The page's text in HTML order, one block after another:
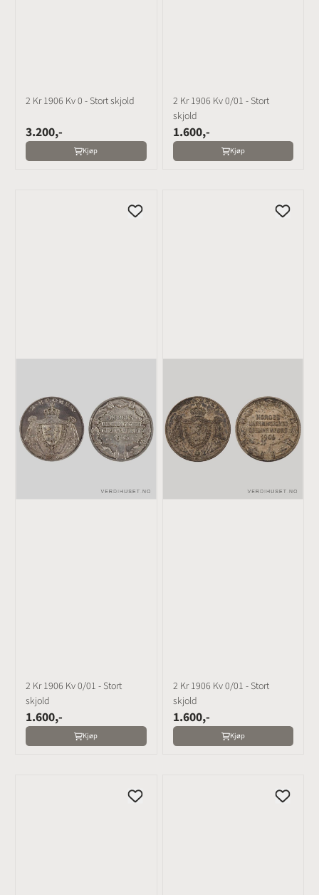
2 Kr 1906 Kv 0 - Stort skjold
3.200,-
Kjøp
2 Kr 1906 Kv 0/01 - Stort
skjold
1.600,-
Kjøp
2 Kr 1906 Kv 0/01 - Stort
skjold
1.600,-
Kjøp
2 Kr 1906 Kv 0/01 - Stort
skjold
1.600,-
Kjøp